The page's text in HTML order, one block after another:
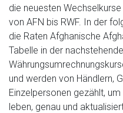
die neuesten
von AFN bis RWF. In der
die Raten Afghanische
Tabelle in der
und werden von Händlern,
Einzelpersonen gezählt,
leben, genau und